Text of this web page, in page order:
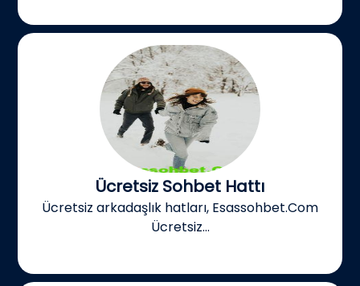
Ücretsiz Sohbet Hattı
Ücretsiz arkadaşlık hatları, Esassohbet.Com
Ücretsiz...